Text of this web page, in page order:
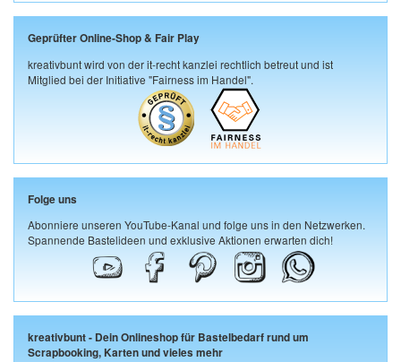
Geprüfter Online-Shop & Fair Play
kreativbunt wird von der it-recht kanzlei rechtlich betreut und ist
Mitglied bei der Initiative "Fairness im Handel".
Folge uns
Abonniere unseren YouTube-Kanal und folge uns in den Netzwerken.
Spannende Bastelideen und exklusive Aktionen erwarten dich!
kreativbunt - Dein Onlineshop für Bastelbedarf rund um
Scrapbooking, Karten und vieles mehr